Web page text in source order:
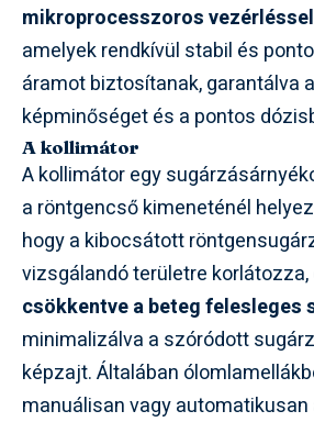
mikroprocesszoros vezérléssel
amelyek rendkívül stabil és
áramot biztosítanak, garantálva
képminőséget és a pontos
A kollimátor
A kollimátor egy
a röntgencső kimeneténél
hogy a kibocsátott
vizsgálandó területre
csökkentve a beteg felesleges
minimalizálva a szóródott
képzajt. Általában
manuálisan vagy